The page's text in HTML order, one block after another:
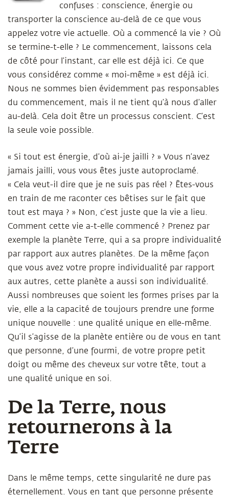
confuses : conscience, énergie ou
transporter la conscience au-delà de ce que vous
appelez votre vie actuelle. Où a commencé la vie ? Où
se termine-t-elle ? Le commencement, laissons cela
de côté pour l’instant, car elle est déjà ici. Ce que
vous considérez comme « moi-même » est déjà ici.
Nous ne sommes bien évidemment pas responsables
du commencement, mais il ne tient qu’à nous d’aller
au-delà. Cela doit être un processus conscient. C’est
la seule voie possible.
« Si tout est énergie, d’où ai-je jailli ? » Vous n’avez
jamais jailli, vous vous êtes juste autoproclamé.
« Cela veut-il dire que je ne suis pas réel ? Êtes-vous
en train de me raconter ces bêtises sur le fait que
tout est maya ? » Non, c’est juste que la vie a lieu.
Comment cette vie a-t-elle commencé ? Prenez par
exemple la planète Terre, qui a sa propre individualité
par rapport aux autres planètes. De la même façon
que vous avez votre propre individualité par rapport
aux autres, cette planète a aussi son individualité.
Aussi nombreuses que soient les formes prises par la
vie, elle a la capacité de toujours prendre une forme
unique nouvelle : une qualité unique en elle-même.
Qu’il s’agisse de la planète entière ou de vous en tant
que personne, d’une fourmi, de votre propre petit
doigt ou même des cheveux sur votre tête, tout a
une qualité unique en soi.
De la Terre, nous
retournerons à la
Terre
Dans le même temps, cette singularité ne dure pas
éternellement. Vous en tant que personne présente